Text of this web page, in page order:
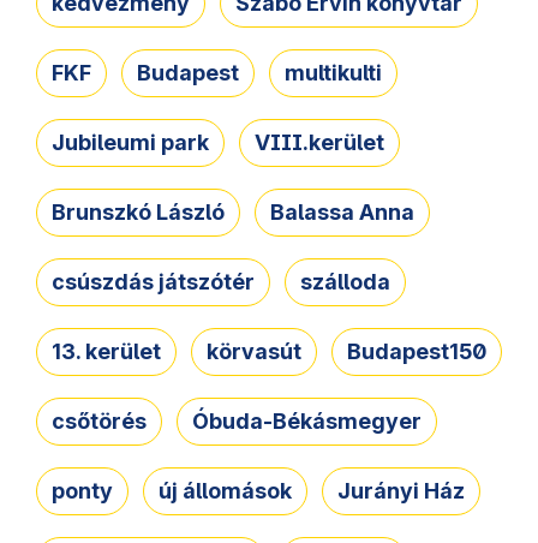
FKF Budapest multikulti
Jubileumi park VIII.kerület
Brunszkó László Balassa Anna
csúszdás játszótér szálloda
13. kerület körvasút Budapest150
csőtörés Óbuda-Békásmegyer
ponty új állomások Jurányi Ház